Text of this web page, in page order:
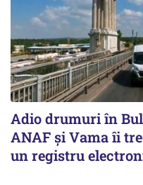
Adio drumuri în
ANAF și Vama îi
un registru